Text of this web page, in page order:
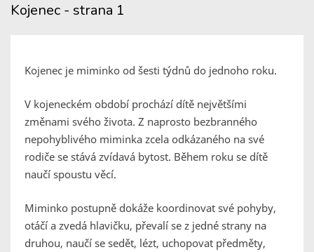
Kojenec - strana 1
Kojenec je miminko od šesti týdnů do jednoho roku.
V kojeneckém období prochází dítě největšími
změnami svého života. Z naprosto bezbranného
nepohyblivého miminka zcela odkázaného na své
rodiče se stává zvídavá bytost. Během roku se dítě
naučí spoustu věcí.
Miminko postupně dokáže koordinovat své pohyby,
otáčí a zvedá hlavičku, převalí se z jedné strany na
druhou, naučí se sedět, lézt, uchopovat předměty,